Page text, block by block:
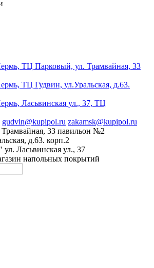
ТЦ Парковый, ул. Трамвайная, 33
ТЦ Гудвин, ул.Уральская, д.63.
Ласьвинская ул., 37, ТЦ
gudvin@kupipol.ru zakamsk@kupipol.ru
33 павильон №2
д.63. корп.2
Ласьвинская ул., 37
напольных покрытий